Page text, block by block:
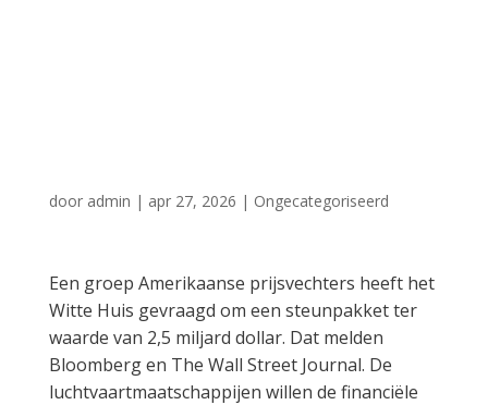
door admin | apr 27, 2026 | Ongecategoriseerd
Een groep Amerikaanse prijsvechters heeft het
Witte Huis gevraagd om een steunpakket ter
waarde van 2,5 miljard dollar. Dat melden
Bloomberg en The Wall Street Journal. De
luchtvaartmaatschappijen willen de financiële